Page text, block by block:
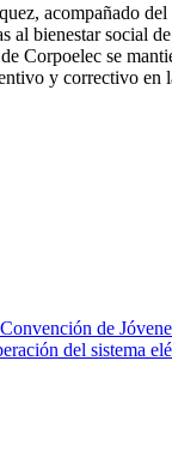
acompañado
al bienestar social
Corpoelec se
y correctivo
de
del sistema